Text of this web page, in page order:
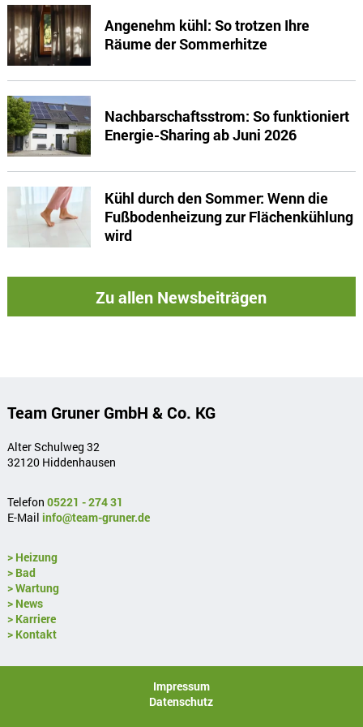
Angenehm kühl: So trotzen Ihre
Räume der Sommerhitze
Nachbarschaftsstrom: So funktioniert
Energie-Sharing ab Juni 2026
Kühl durch den Sommer: Wenn die
Fußbodenheizung zur Flächenkühlung
wird
Zu allen Newsbeiträgen
Team Gruner GmbH & Co. KG
Alter Schulweg 32
32120 Hiddenhausen
Telefon 05221 - 274 31
E-Mail info@team-gruner.de
> Heizung
> Bad
> Wartung
> News
> Karriere
> Kontakt
Impressum
Datenschutz